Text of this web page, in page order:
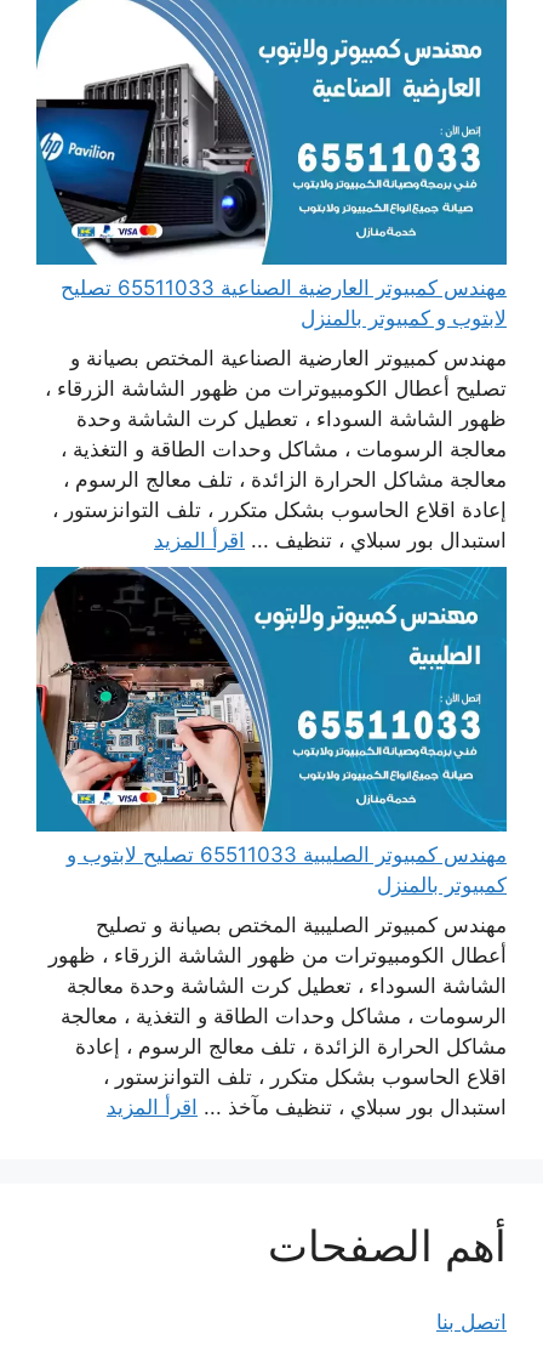
مهندس كمبيوتر العارضية الصناعية 65511033 تصليح
لابتوب و كمبيوتر بالمنزل
مهندس كمبيوتر العارضية الصناعية المختص بصيانة و
تصليح أعطال الكومبيوترات من ظهور الشاشة الزرقاء ،
ظهور الشاشة السوداء ، تعطيل كرت الشاشة وحدة
معالجة الرسومات ، مشاكل وحدات الطاقة و التغذية ،
معالجة مشاكل الحرارة الزائدة ، تلف معالج الرسوم ،
إعادة اقلاع الحاسوب بشكل متكرر ، تلف التوانزستور ،
استبدال بور سبلاي ، تنظيف ... اقرأ المزيد
مهندس كمبيوتر الصليبية 65511033 تصليح لابتوب و
كمبيوتر بالمنزل
مهندس كمبيوتر الصليبية المختص بصيانة و تصليح
أعطال الكومبيوترات من ظهور الشاشة الزرقاء ، ظهور
الشاشة السوداء ، تعطيل كرت الشاشة وحدة معالجة
الرسومات ، مشاكل وحدات الطاقة و التغذية ، معالجة
مشاكل الحرارة الزائدة ، تلف معالج الرسوم ، إعادة
اقلاع الحاسوب بشكل متكرر ، تلف التوانزستور ،
استبدال بور سبلاي ، تنظيف مآخذ ... اقرأ المزيد
أهم الصفحات
اتصل بنا